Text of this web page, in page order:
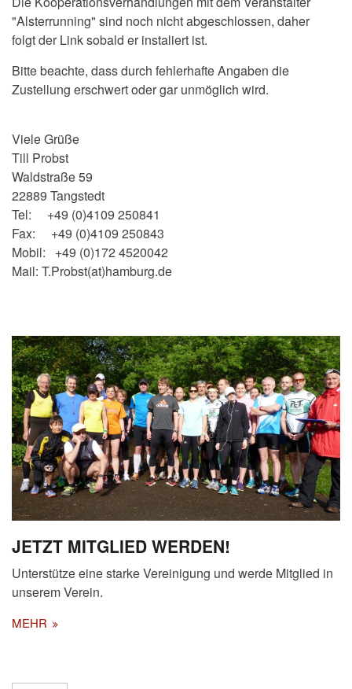
"Alsterrunning" sind noch nicht abgeschlossen, daher
folgt der Link sobald er instaliert ist.
Bitte beachte, dass durch fehlerhafte Angaben die
Zustellung erschwert oder gar unmöglich wird.
Viele Grüße
Till Probst
Waldstraße 59
22889 Tangstedt
Tel: +49 (0)4109 250841
Fax: +49 (0)4109 250843
Mobil: +49 (0)172 4520042
Mail: T.Probst(at)hamburg.de
JETZT MITGLIED WERDEN!
Unterstütze eine starke Vereinigung und werde Mitglied in
unserem Verein.
MEHR